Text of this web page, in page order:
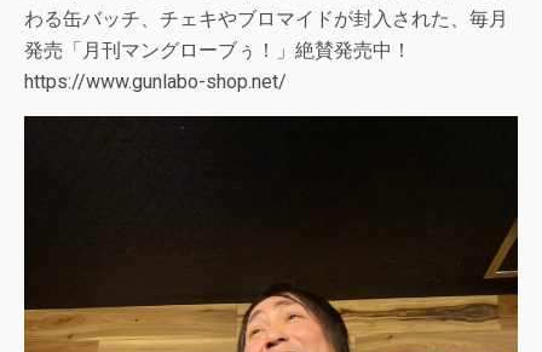
わる缶バッチ、チェキやブロマイドが封入された、毎月
発売「月刊マングローブぅ！」絶賛発売中！
https://www.gunlabo-shop.net/